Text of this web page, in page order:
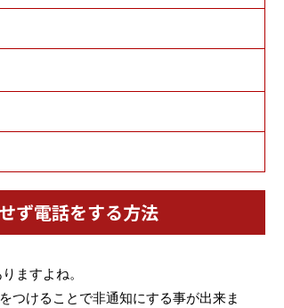
ず電話をする方法
ますよね。
つけることで非通知にする事が出来ま